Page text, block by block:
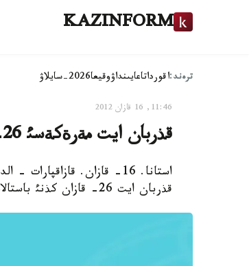
KAZINFORM
ترەند:اقورداتاعايىنداۋوقيعا2026-سايلاۋ
11:46, 16 قازان 2012
قذربان ايت مةرةكةسئ 26- قازاندا باستالادئ
استانا. 16- قازان.
قذربان ايت 26- قازان كذنئ باستالادئ. بذكئل الةمدئك ايدئ باقئلاؤ كوميتةتئ وسئلاي دةپ مالئمدةدئ.